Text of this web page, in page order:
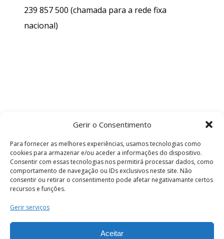
Gerir o Consentimento
Para fornecer as melhores experiências, usamos tecnologias como
cookies para armazenar e/ou aceder a informações do dispositivo.
Consentir com essas tecnologias nos permitirá processar dados, como
comportamento de navegação ou IDs exclusivos neste site. Não
consentir ou retirar o consentimento pode afetar negativamante certos
recursos e funções.
Gerir serviços
Aceitar
239 857 500 (chamada para a rede fixa
nacional)
Termos e Condições